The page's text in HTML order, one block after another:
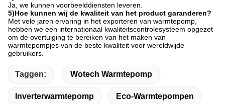
Ja, we kunnen voorbeelddiensten leveren.
5)Hoe kunnen wij de kwaliteit van het product garanderen?
Met vele jaren ervaring in het exporteren van warmtepomp,
hebben we een internationaal kwaliteitscontrolesysteem opgezet
om de overtuiging te bereiken van het maken van
warmtepompjes van de beste kwaliteit voor wereldwijde
gebruikers.
Taggen: Wotech Warmtepomp
Inverterwarmtepomp Eco-Warmtepompen